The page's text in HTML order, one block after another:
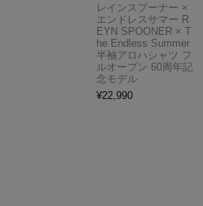
レインスプーナー ×
エンドレスサマー R
EYN SPOONER × T
he Endless Summer
半袖アロハシャツ フ
ルオープン 60周年記
念モデル
¥22,990